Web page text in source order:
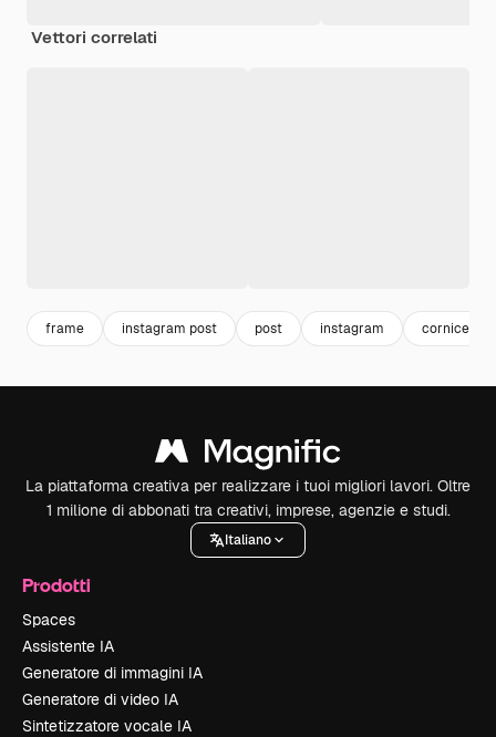
Vettori correlati
frame instagram post post instagram cornice di
La piattaforma creativa per realizzare i tuoi migliori lavori. Oltre
1 milione di abbonati tra creativi, imprese, agenzie e studi.
Italiano
Prodotti
Spaces
Assistente IA
Generatore di immagini IA
Generatore di video IA
Sintetizzatore vocale IA